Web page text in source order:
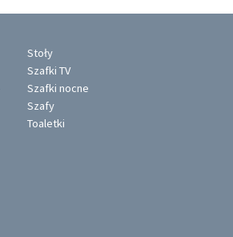
Stoły
Szafki TV
Szafki nocne
Szafy
Toaletki